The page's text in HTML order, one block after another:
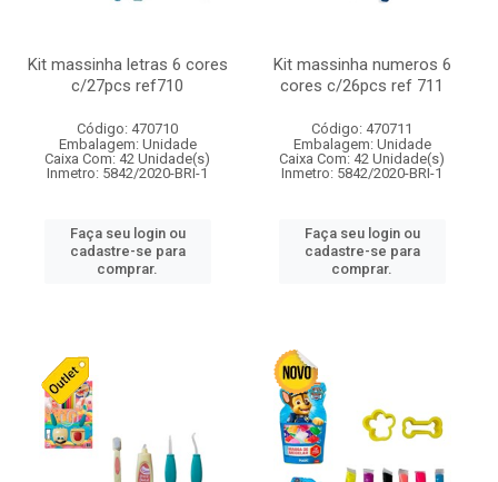
Kit massinha letras 6 cores
c/27pcs ref710
Código: 470710
Embalagem: Unidade
Caixa Com: 42 Unidade(s)
Inmetro: 5842/2020-BRI-1
Faça seu login ou
cadastre-se para
comprar.
Kit massinha numeros 6
cores c/26pcs ref 711
Código: 470711
Embalagem: Unidade
Caixa Com: 42 Unidade(s)
Inmetro: 5842/2020-BRI-1
Faça seu login ou
cadastre-se para
comprar.